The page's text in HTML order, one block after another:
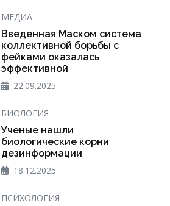
МЕДИА
Введенная Маском система
коллективной борьбы с
фейками оказалась
эффективной
22.09.2025
БИОЛОГИЯ
Ученые нашли
биологические корни
дезинформации
18.12.2025
ПСИХОЛОГИЯ